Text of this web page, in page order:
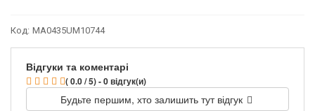
Код: MA0435UM10744
Відгуки та коментарі
( 0.0 / 5) - 0 відгук(и)
Будьте першим, хто залишить тут відгук